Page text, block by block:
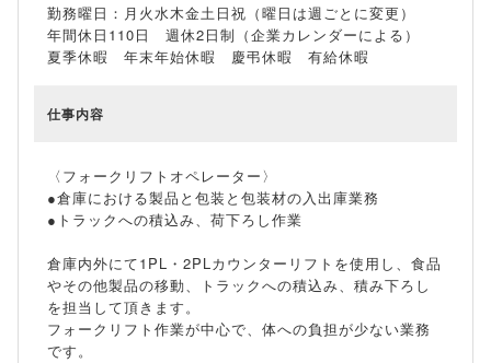
勤務曜日：月火水木金土日祝（曜日は週ごとに変更）
年間休日110日 週休2日制（企業カレンダーによる）
夏季休暇 年末年始休暇 慶弔休暇 有給休暇
仕事内容
〈フォークリフトオペレーター〉
●倉庫における製品と包装と包装材の入出庫業務
●トラックへの積込み、荷下ろし作業
倉庫内外にて1PL・2PLカウンターリフトを使用し、食品
やその他製品の移動、トラックへの積込み、積み下ろし
を担当して頂きます。
フォークリフト作業が中心で、体への負担が少ない業務
です。